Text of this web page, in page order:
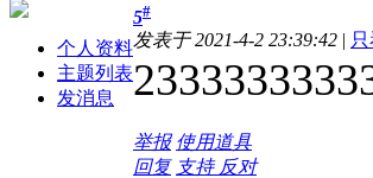
个人资料
主题列表
发消息
5#
发表于 2021-4-2 23:39:42 |
举报 使用道具
回复 支持 反对